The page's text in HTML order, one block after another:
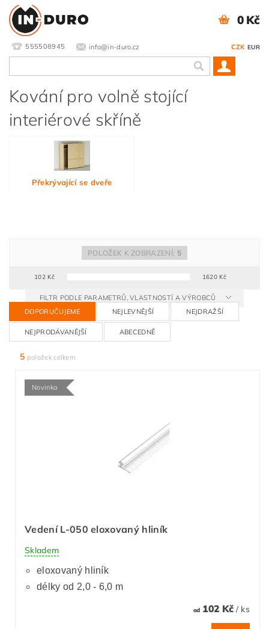
555508945 info@in-duro.cz CZK EUR
0 Kč
Kování pro volně stojící
interiérové skříně
Překrývající se dveře
102Kč 1620 Kč
POLOŽEK K ZOBRAZENÍ: 5
FILTR PODLE PARAMETRŮ, VLASTNOSTÍ A VÝROBCŮ
DOPORUČUJEME
NEJLEVNĚJŠÍ NEJDRAŽŠÍ
NEJPRODÁVANĚJŠÍ ABECEDNĚ
5 položek celkem
Novinka
Vedení L-050 eloxovaný hliník
Skladem
eloxovaný hliník
délky od 2,0 - 6,0 m
od102 Kč / ks